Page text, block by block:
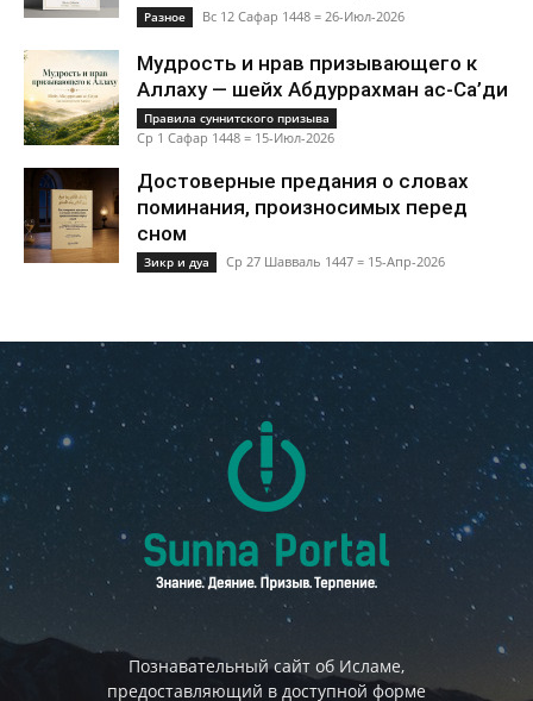
Разное Вс 12 Сафар 1448 = 26-Июл-2026
Мудрость и нрав призывающего к
Аллаху — шейх Абдуррахман ас-Са’ди
Правила суннитского призыва
Ср 1 Сафар 1448 = 15-Июл-2026
Достоверные предания о словах
поминания, произносимых перед
сном
Зикр и дуа Ср 27 Шавваль 1447 = 15-Апр-2026
Познавательный сайт об Исламе,
предоставляющий в доступной форме